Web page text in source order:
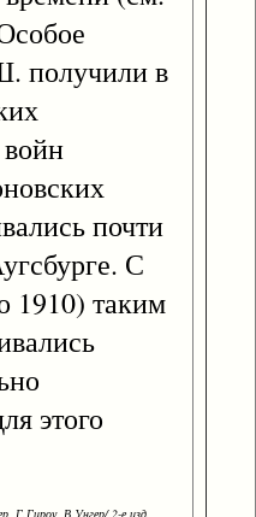
получили в
почти
С
1910) таким
этого
Г.Гироу, В.Унгер/ 2-е изд.,